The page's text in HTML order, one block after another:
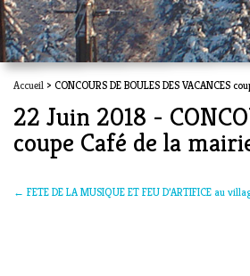
Accueil > CONCOURS DE BOULES DES VACANCES
22 Juin 2018 -
coupe Café de la
← FETE DE LA MUSIQUE ET FEU D’ARTIFICE au